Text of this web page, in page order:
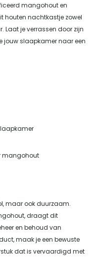
mangohout en
houten nachtkastje zowel
Laat je verrassen door zijn
jouw slaapkamer naar een
mangohout
maar ook duurzaam.
draagt dit
en behoud van
maak je een bewuste
dat is vervaardigd met